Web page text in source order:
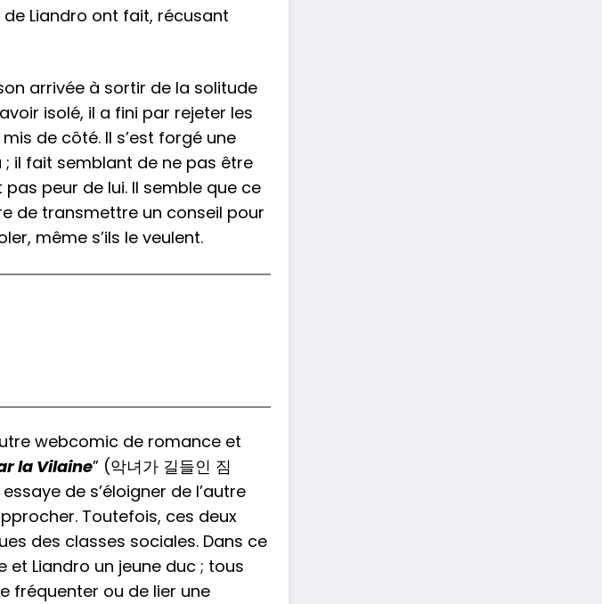
Liandro ont fait, récusant
arrivée à sortir de la solitude
isolé, il a fini par rejeter les
de côté. Il s’est forgé une
il fait semblant de ne pas être
peur de lui. Il semble que ce
de transmettre un conseil pour
même s’ils le veulent.
webcomic de romance et
la Vilaine” (악녀가 길들인 짐
de s’éloigner de l’autre
Toutefois, ces deux
des classes sociales. Dans ce
et Liandro un jeune duc ; tous
fréquenter ou de lier une